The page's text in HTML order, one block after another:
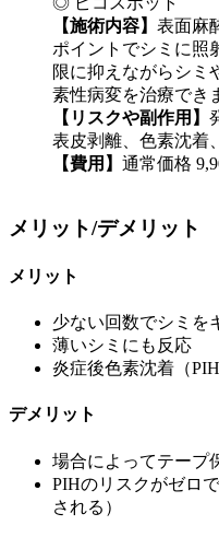
【施術内容】 表面麻
ポイントでシミに照
限に抑えながらシミ
素性病変を治療でき
【リスクや副作用】
表皮剥離、色素沈着
【費用】 通常価格
メリット/デメリット
メリット
少ない回数でシミを
薄いシミにも反応
炎症後色素沈着（
デメリット
場合によってテープ
PIHのリスクがゼロ
される）